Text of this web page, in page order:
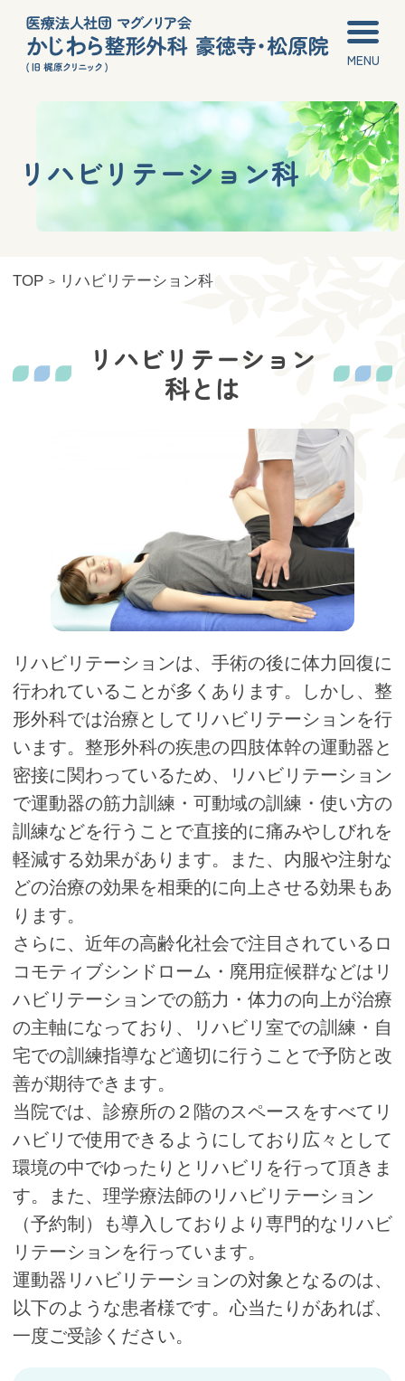
かじわら整形外科 豪徳寺・松原院（旧 梶原クリニ
ック）
リハビリテーション科
TOP リハビリテーション科
リハビリテーション
科とは
リハビリテーションは、手術の後に体力回復に
行われていることが多くあります。しかし、整
形外科では治療としてリハビリテーションを行
います。整形外科の疾患の四肢体幹の運動器と
密接に関わっているため、リハビリテーション
で運動器の筋力訓練・可動域の訓練・使い方の
訓練などを行うことで直接的に痛みやしびれを
軽減する効果があります。また、内服や注射な
どの治療の効果を相乗的に向上させる効果もあ
ります。
さらに、近年の高齢化社会で注目されているロ
コモティブシンドローム・廃用症候群などはリ
ハビリテーションでの筋力・体力の向上が治療
の主軸になっており、リハビリ室での訓練・自
宅での訓練指導など適切に行うことで予防と改
善が期待できます。
当院では、診療所の２階のスペースをすべてリ
ハビリで使用できるようにしており広々として
環境の中でゆったりとリハビリを行って頂きま
す。また、理学療法師のリハビリテーション
（予約制）も導入しておりより専門的なリハビ
リテーションを行っています。
運動器リハビリテーションの対象となるのは、
以下のような患者様です。心当たりがあれば、
一度ご受診ください。